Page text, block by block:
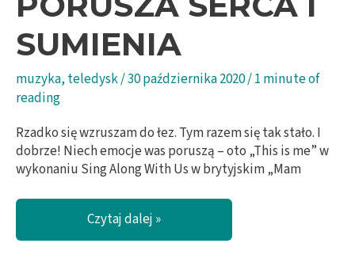
SUMIENIA
muzyka, teledysk/30 października 2020/1 minute of
reading
Rzadko się wzruszam do łez. Tym razem się tak stało. I
dobrze! Niech emocje was poruszą – oto „This is me” w
wykonaniu Sing Along With Us w brytyjskim „Mam
Oto
oni!
Czytaj dalej »